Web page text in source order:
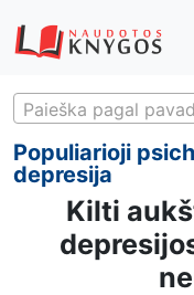
Paieška pagal
Populiarioji
depresija
Kilti